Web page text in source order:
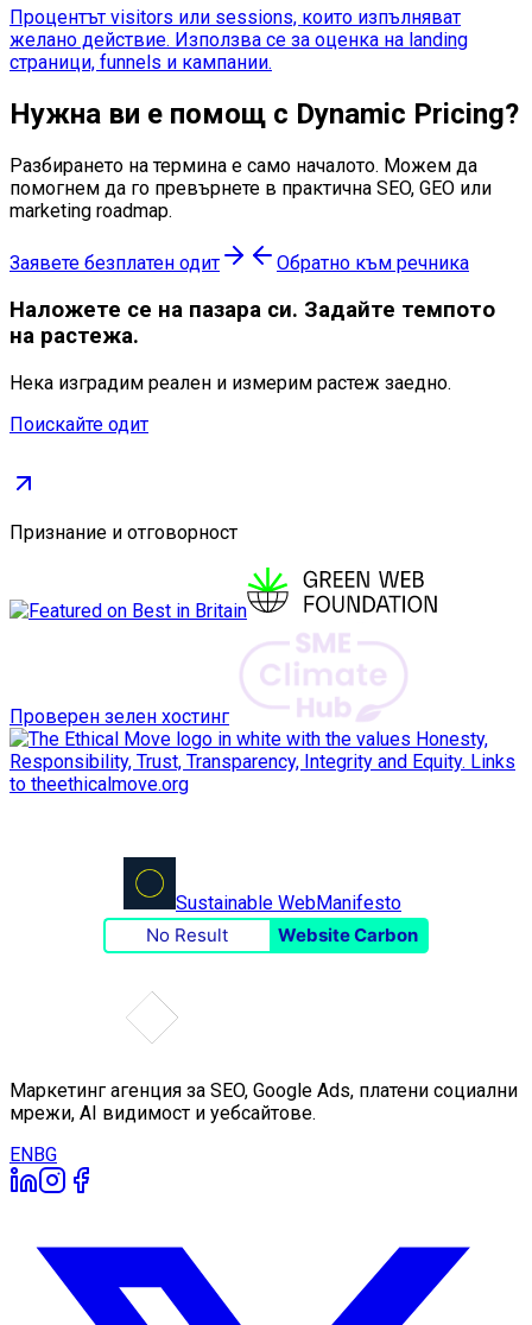
Процентът visitors или sessions, които изпълняват
желано действие. Използва се за оценка на landing
страници, funnels и кампании.
Нужна ви е помощ с Dynamic Pricing?
Разбирането на термина е само началото. Можем да
помогнем да го превърнете в практична SEO, GEO или
marketing roadmap.
Заявете безплатен одит Обратно към речника
Наложете се на пазара си. Задайте темпото
на растежа.
Нека изградим реален и измерим растеж заедно.
Поискайте одит
Признание и отговорност
Проверен зелен хостинг
Sustainable WebManifesto
No Result
Website Carbon
Маркетинг агенция за SEO, Google Ads, платени социални
мрежи, AI видимост и уебсайтове.
ENBG